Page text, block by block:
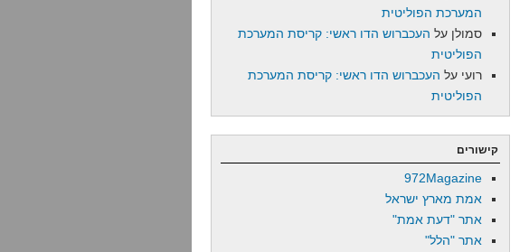
המערכת הפוליטית
סמולן על העכברוש הדו ראשי: קריסת המערכת
הפוליטית
רועי על העכברוש הדו ראשי: קריסת המערכת
הפוליטית
קישורים
972Magazine
אמת מארץ ישראל
אתר "דעת אמת"
אתר "הלל"